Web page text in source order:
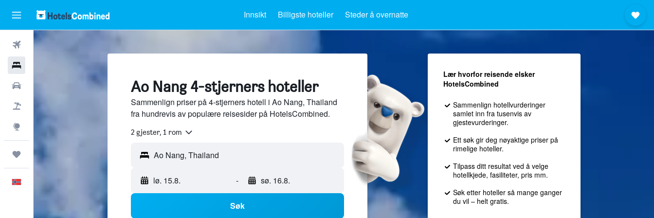
Innsikt Billigste hoteller Steder å overnatte
Fly
Reiser
Ao Nang 4-stjerners hoteller
Sammenlign priser på 4-stjerners hotell i Ao Nang, Thailand
fra hundrevis av populære reisesider på HotelsCombined.
2 gjester, 1 rom
lø. 15.8. - sø. 16.8.
Søk
Lær hvorfor reisende elsker
HotelsCombined
Sammenlign hotellvurderinger
samlet inn fra tusenvis av
gjestevurderinger.
Ett søk gir deg nøyaktige priser på
rimelige hoteller.
Tilpass ditt resultat ved å velge
hotellkjede, fasiliteter, pris mm.
Søk etter hoteller så mange ganger
du vil – helt gratis.